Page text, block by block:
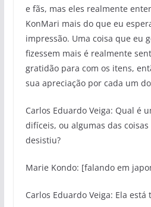
e fãs, mas eles realmente
KonMari mais do que eu
impressão. Uma coisa que eu
fizessem mais é realmente
gratidão para com os itens,
sua apreciação por cada um
Carlos Eduardo Veiga: Qual é
difíceis, ou algumas das
desistiu?
Marie Kondo: [falando em
Carlos Eduardo Veiga: Ela